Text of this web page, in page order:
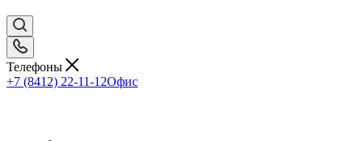
Телефоны
+7 (8412) 22-11-12Офис